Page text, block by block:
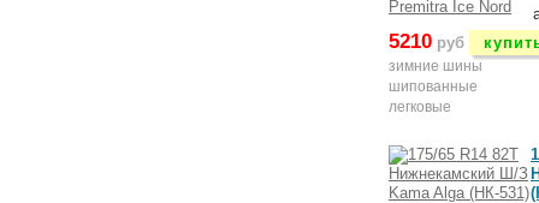
5210 руб
зимние шины
шипованные
легковые